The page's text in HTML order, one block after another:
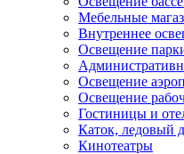
Мебельные
Внутреннее
Освещение
Освещение
Освещение
Гостиницы и
Каток, ледовый
Кинотеатры